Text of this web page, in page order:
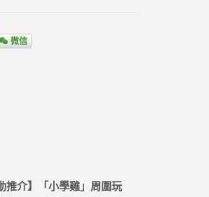
微信
推介】「小學雞」周圍玩